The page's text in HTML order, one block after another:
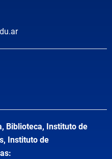
Biblioteca, Instituto de
Instituto de